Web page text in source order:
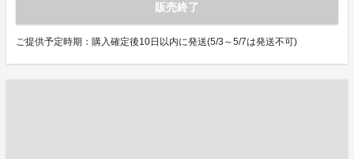
販売終了
ご提供予定時期：購入確定後10日以内に発送(5/3～5/7は発送不可)